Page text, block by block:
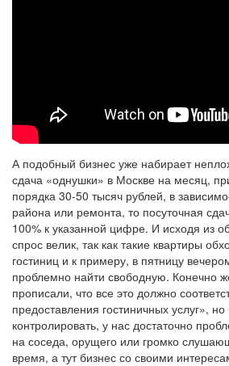
А подобный бизнес уже набирает
сдача «однушки» в Москве на месяц,
порядка 30-50 тысяч рублей, в
района или ремонта, то посуточная
100% к указанной цифре. И исходя из
спрос велик, так как такие квартиры
гостиниц и к примеру, в пятницу
проблемно найти свободную. Конечно
прописали, что все это должно
предоставления гостиничных услуг», но
контролировать, у нас достаточно
на соседа, орущего или громко
время, а тут бизнес со своими